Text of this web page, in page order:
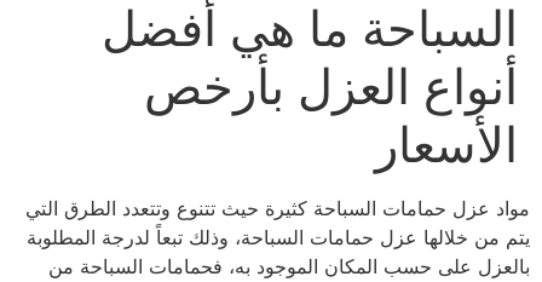
السباحة ما هي أفضل
أنواع العزل بأرخص
الأسعار
مواد عزل حمامات السباحة كثيرة حيث تتنوع وتتعدد الطرق التي
يتم من خلالها عزل حمامات السباحة، وذلك تبعاً لدرجة المطلوبة
بالعزل على حسب المكان الموجود به، فحمامات السباحة من